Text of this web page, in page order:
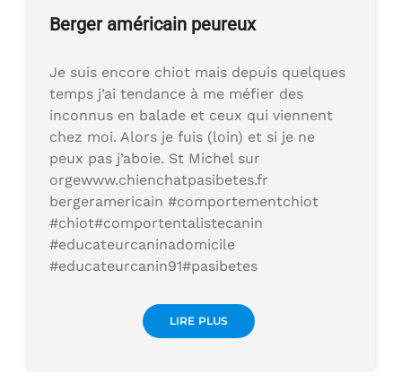
Berger américain peureux
Je suis encore chiot mais depuis quelques
temps j’ai tendance à me méfier des
inconnus en balade et ceux qui viennent
chez moi. Alors je fuis (loin) et si je ne
peux pas j’aboie. St Michel sur
orgewww.chienchatpasibetes.fr
bergeramericain #comportementchiot
#chiot#comportentalistecanin
#educateurcaninadomicile
#educateurcanin91#pasibetes
LIRE PLUS